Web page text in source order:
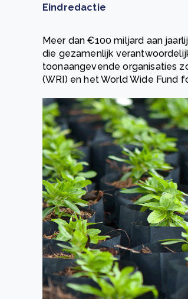
Eindredactie
Meer dan €100 miljard aan
die gezamenlijk
toonaangevende organisaties
(WRI) en het World Wide Fund